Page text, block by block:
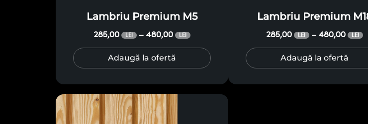
Lambriu Premium M5
285,00 LEI – 480,00 LEI
Adaugă la ofertă
Lambriu Premium
285,00 LEI – 480,00 LEI
Adaugă la ofertă